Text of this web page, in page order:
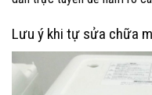
Lưu ý khi tự sửa chữa